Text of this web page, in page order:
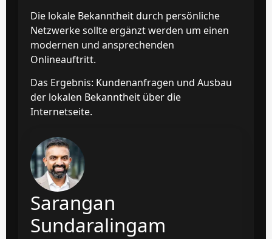
Die lokale Bekanntheit durch persönliche
Netzwerke sollte ergänzt werden um einen
modernen und ansprechenden
Onlineauftritt.
Das Ergebnis: Kundenanfragen und Ausbau
der lokalen Bekanntheit über die
Internetseite.
Sarangan
Sundaralingam